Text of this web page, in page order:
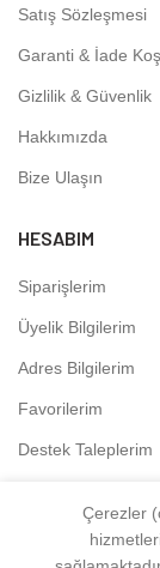
Satış Sözleşmesi
Garanti & İade
Gizlilik & Güvenlik
Hakkımızda
Bize Ulaşın
HESABIM
Siparişlerim
Üyelik Bilgilerim
Adres Bilgilerim
Favorilerim
Destek Taleplerim
Çerezler